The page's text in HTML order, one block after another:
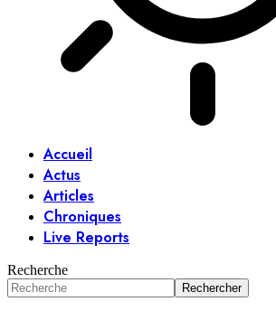
Accueil
Actus
Articles
Chroniques
Live Reports
Recherche